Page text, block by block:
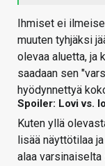
Ihmiset ei
muuten tyhjäksi
olevaa aluetta, ja
saadaan sen
hyödynnettyä
Spoiler: Lovi vs.
Kuten yllä
lisää näyttötilaa
alaa